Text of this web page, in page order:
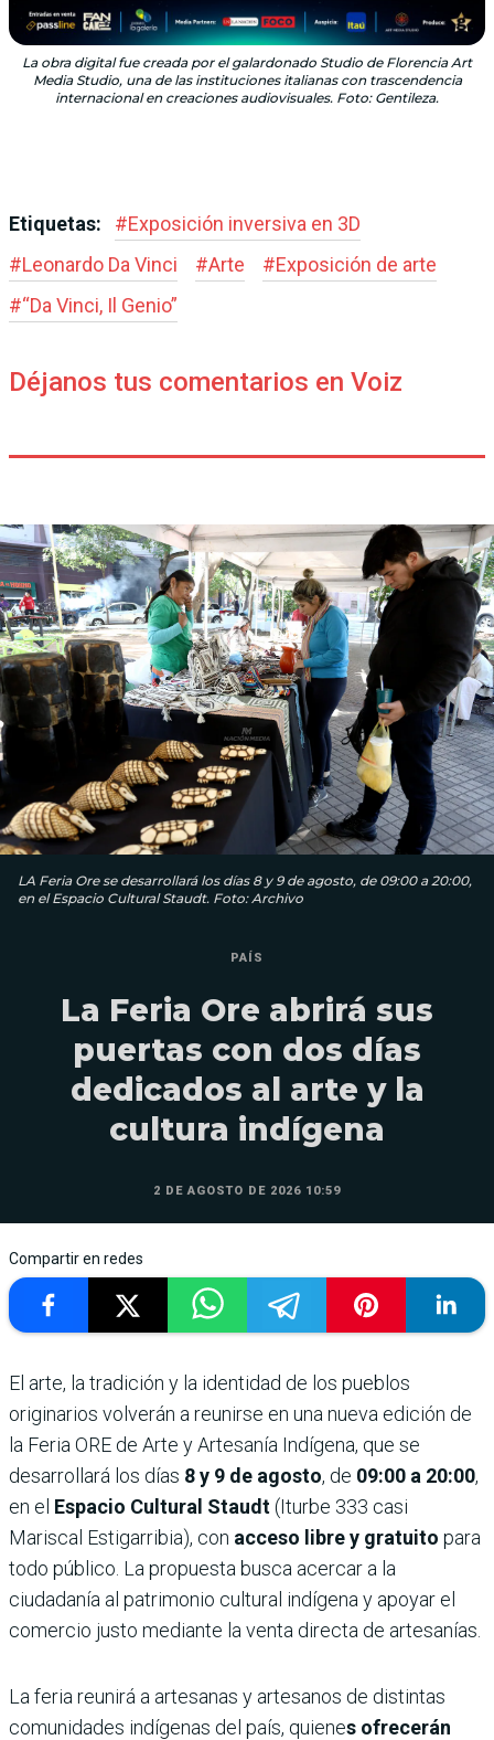
La obra digital fue creada por el galardonado Studio de Florencia Art
Media Studio, una de las instituciones italianas con trascendencia
internacional en creaciones audiovisuales. Foto: Gentileza.
Etiquetas: #Exposición inversiva en 3D
#Leonardo Da Vinci #Arte #Exposición de arte
#“Da Vinci, Il Genio”
Déjanos tus comentarios en Voiz
LA Feria Ore se desarrollará los días 8 y 9 de agosto, de 09:00 a 20:00,
en el Espacio Cultural Staudt. Foto: Archivo
PAÍS
La Feria Ore abrirá sus
puertas con dos días
dedicados al arte y la
cultura indígena
2 DE AGOSTO DE 2026 10:59
Compartir en redes
El arte, la tradición y la identidad de los pueblos
originarios volverán a reunirse en una nueva edición de
la Feria ORE de Arte y Artesanía Indígena, que se
desarrollará los días 8 y 9 de agosto, de 09:00 a 20:00,
en el Espacio Cultural Staudt(Iturbe 333 casi
Mariscal Estigarribia), con acceso libre y gratuito para
todo público. La propuesta busca acercar a la
ciudadanía al patrimonio cultural indígena y apoyar el
comercio justo mediante la venta directa de artesanías.
La feria reunirá a artesanas y artesanos de distintas
comunidades indígenas del país, quienes ofrecerán